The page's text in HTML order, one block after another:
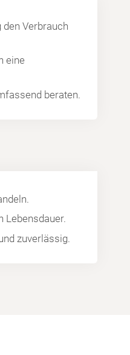
Verbrauch
eine
beraten.
Lebensdauer.
zuverlässig.